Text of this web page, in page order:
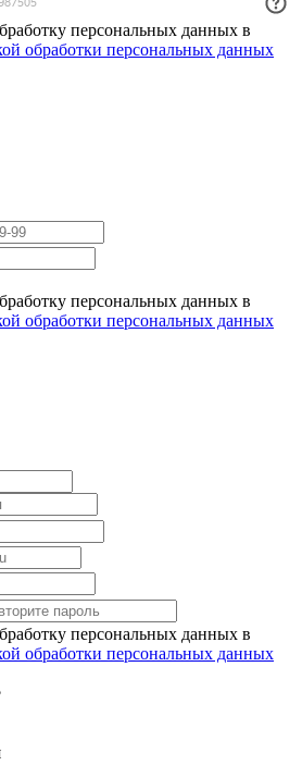
персональных данных в
обработки персональных данных
персональных данных в
обработки персональных данных
персональных данных в
обработки персональных данных